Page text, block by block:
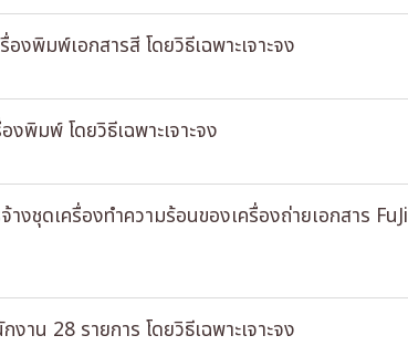
งพิมพ์เอกสารสี โดยวิธีเฉพาะเจาะจง
พิมพ์ โดยวิธีเฉพาะเจาะจง
งชุดเครื่องทำความร้อนของเครื่องถ่ายเอกสาร FuJi
าน 28 รายการ โดยวิธีเฉพาะเจาะจง